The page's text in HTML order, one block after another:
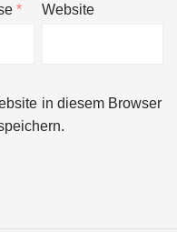
* Website
in diesem Browser